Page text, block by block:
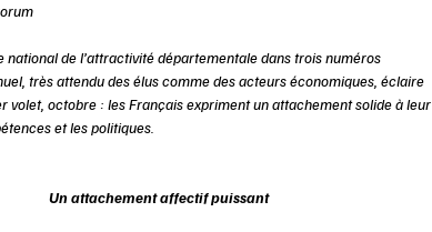
de l’attractivité départementale dans trois numéros
très attendu des élus comme des acteurs économiques, éclaire
octobre : les Français expriment un attachement solide à leur
et les politiques.
Un attachement affectif puissant